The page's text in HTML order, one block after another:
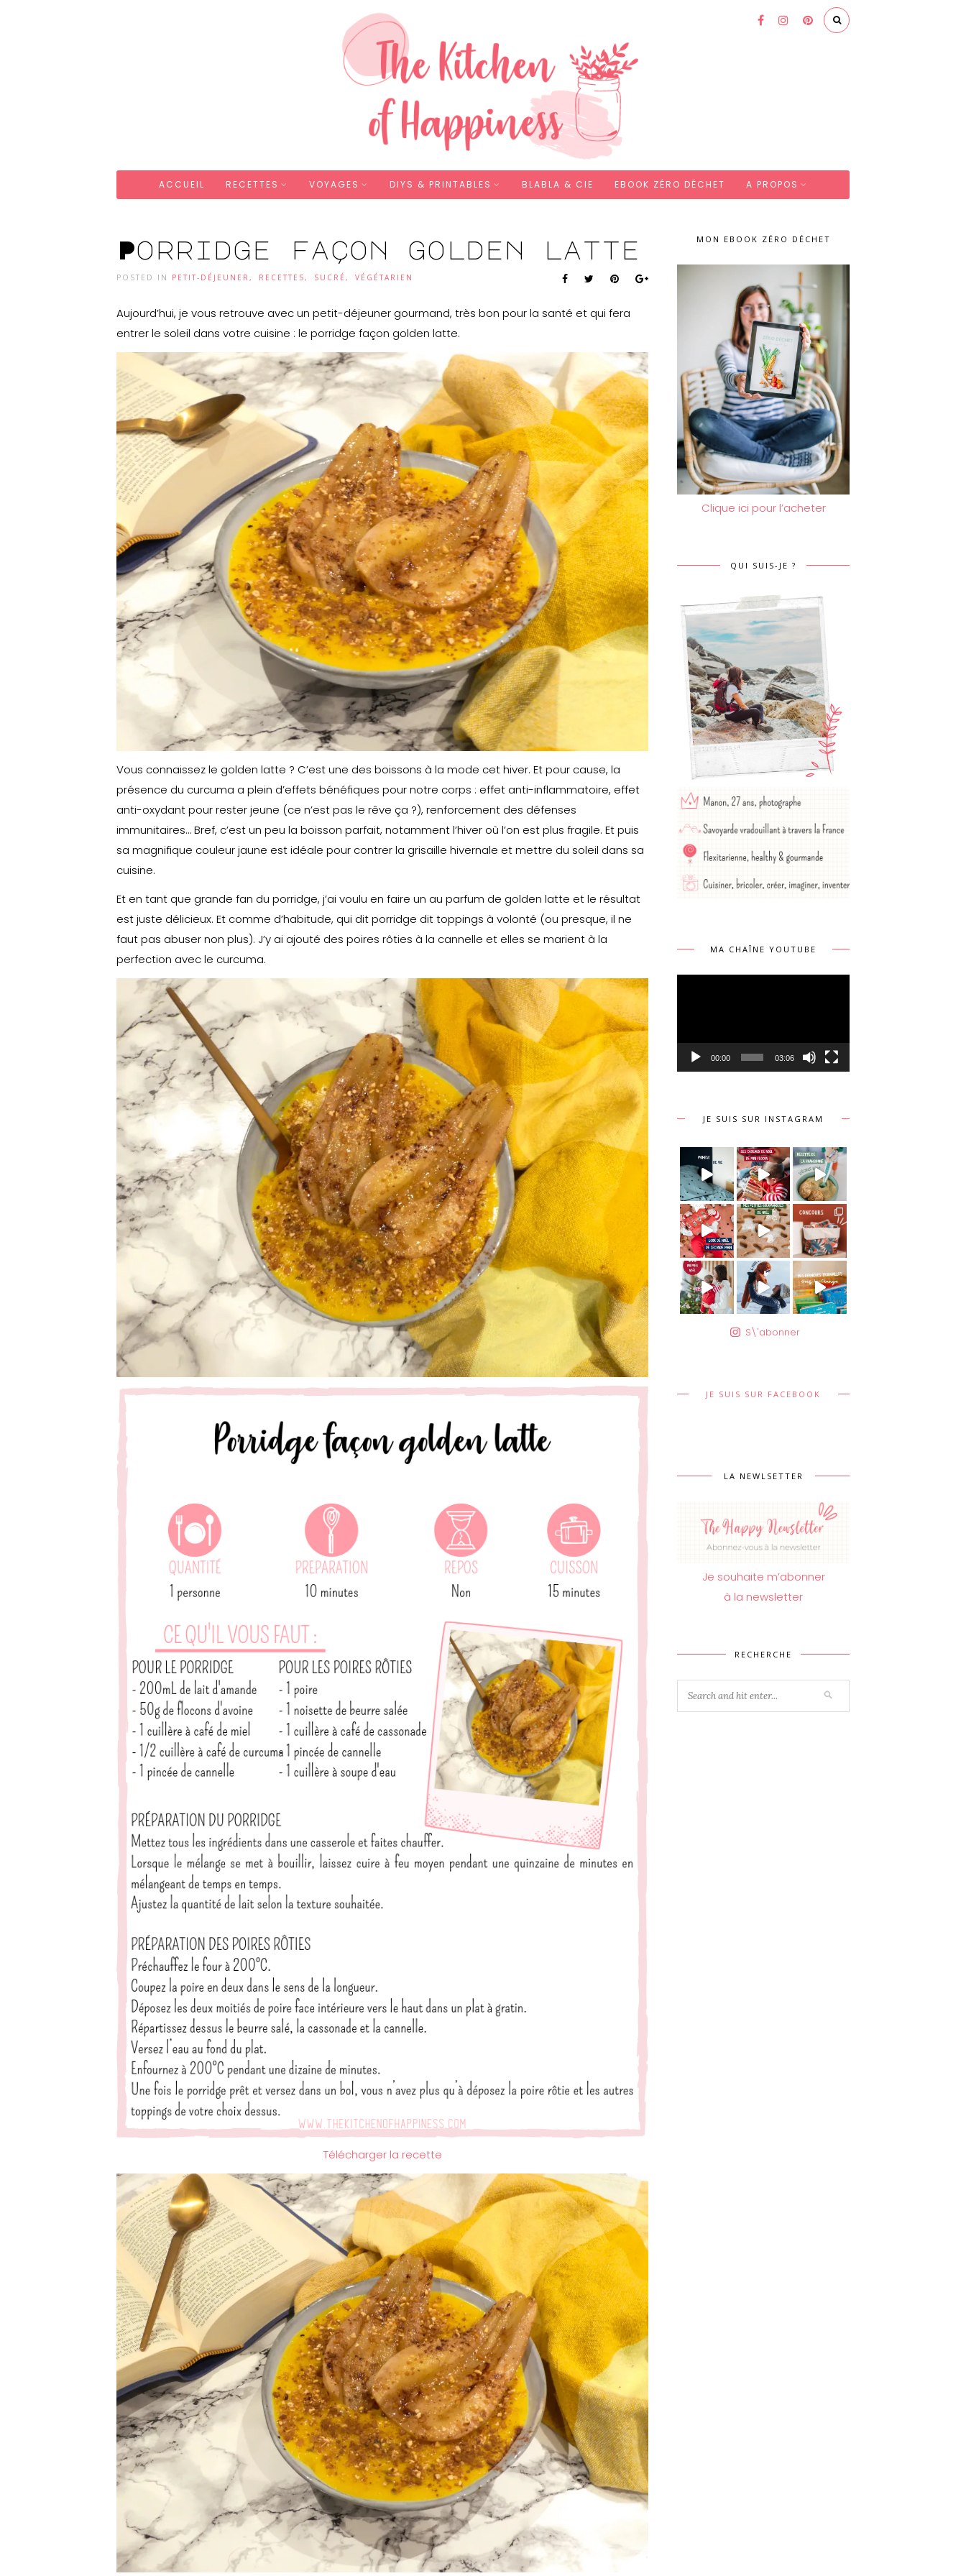
ACCUEIL RECETTES VOYAGES DIYS & PRINTABLES BLABLA & CIE EBOOK ZÉRO DÉCHET A PROPOS
Porridge façon golden latte
POSTED IN PETIT-DÉJEUNER, RECETTES, SUCRÉ , VÉGÉTARIEN
Aujourd’hui, je vous retrouve avec un petit-déjeuner gourmand, très bon pour la santé et qui fera
entrer le soleil dans votre cuisine : le porridge façon golden latte.
Vous connaissez le golden latte ? C’est une des boissons à la mode cet hiver. Et pour cause, la
présence du curcuma a plein d’effets bénéfiques pour notre corps : effet anti-inflammatoire, effet
anti-oxydant pour rester jeune (ce n’est pas le rêve ça ?), renforcement des défenses
immunitaires… Bref, c’est un peu la boisson parfait, notamment l’hiver où l’on est plus fragile. Et puis
sa magnifique couleur jaune est idéale pour contrer la grisaille hivernale et mettre du soleil dans sa
cuisine.
Et en tant que grande fan du porridge, j’ai voulu en faire un au parfum de golden latte et le résultat
est juste délicieux. Et comme d’habitude, qui dit porridge dit toppings à volonté (ou presque, il ne
faut pas abuser non plus). J’y ai ajouté des poires rôties à la cannelle et elles se marient à la
perfection avec le curcuma.
Télécharger la recette
MON EBOOK ZÉRO DÉCHET
Clique ici pour l’acheter
QUI SUIS-JE ?
MA CHAÎNE YOUTUBE
Lecteur
00:00 03:06
JE SUIS SUR INSTAGRAM
S\'abonner
JE SUIS SUR FACEBOOK
LA NEWLSETTER
Je souhaite m’abonner
à la newsletter
RECHERCHE